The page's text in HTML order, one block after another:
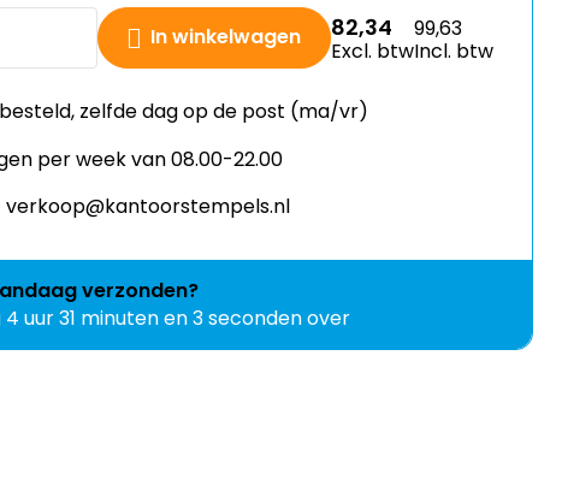
In winkelwagen 82,34
Excl. btw
99,63
Incl. btw
besteld, zelfde dag op de post (ma/vr)
per week van 08.00-22.00
verkoop@kantoorstempels.nl
verzonden?
4 uur 31 minuten en 3 seconden over